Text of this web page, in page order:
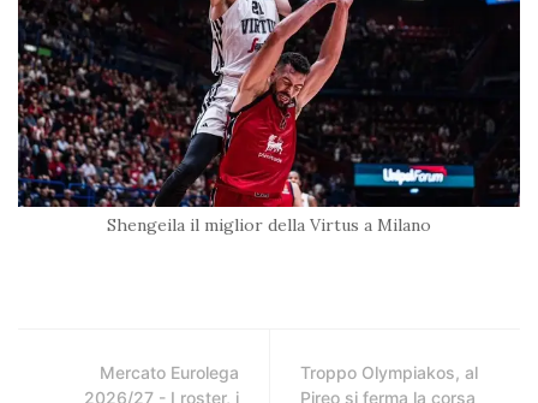
Shengeila il miglior della Virtus a Milano
Mercato Eurolega
2026/27 - I roster, i
Troppo Olympiakos, al
Pireo si ferma la corsa